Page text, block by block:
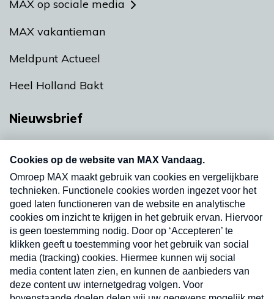
MAX op sociale media
MAX vakantieman
Meldpunt Actueel
Heel Holland Bakt
Nieuwsbrief
nieuwsbrief. Elke vrijdag- en dinsdagochtend in
uw mailbox.
Verzend